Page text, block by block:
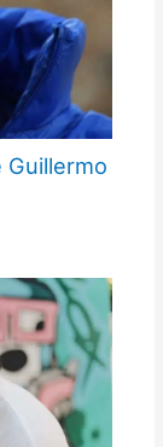
Guillermo